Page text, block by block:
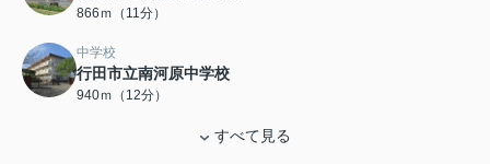
866ｍ（11分）
中学校
行田市立南河原中学校
940ｍ（12分）
すべて見る